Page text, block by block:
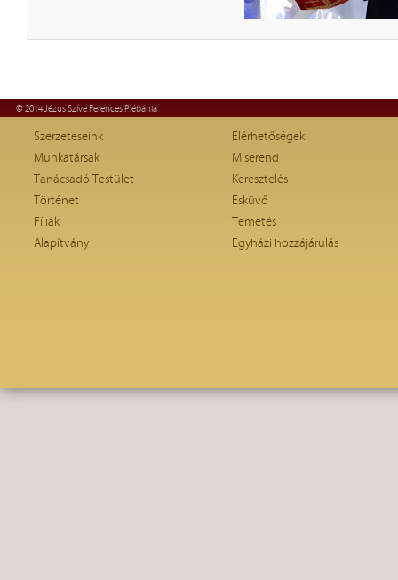
© 2014 Jézus Szíve Ferences Plébánia
Szerzeteseink
Munkatársak
Tanácsadó Testület
Történet
Fíliák
Alapítvány
Elérhetőségek
Miserend
Keresztelés
Esküvő
Temetés
Egyházi hozzájárulás